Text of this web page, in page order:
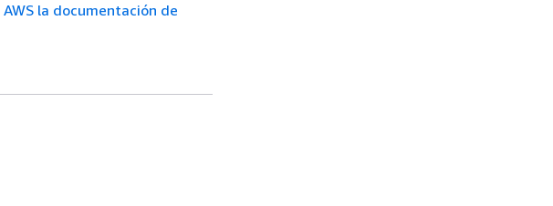
AWS la documentación de